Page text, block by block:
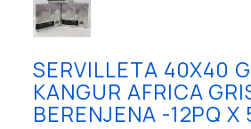
SERVILLETA 40X40
KANGUR AFRICA
BERENJENA -12PQ X